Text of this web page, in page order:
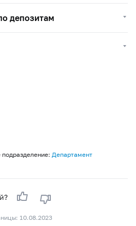
депозитам
подразделение: Департамент
10.08.2023